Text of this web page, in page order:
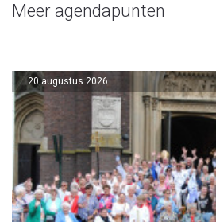
Meer agendapunten
20 augustus 2026